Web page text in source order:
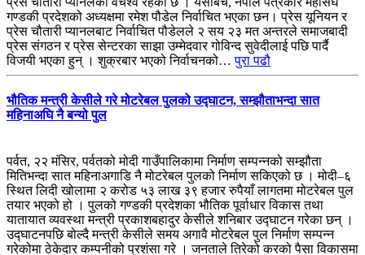
गण्डकी प्रदेशको अध्यक्षमा रमेश पौडेल निर्वाचित भएका छन। प्रेस यूनियन र
प्रेस चौतारी प्यानलबाट निर्वाचित पौडेलले २ सय २३ मत अन्तरले समाजबादी
प्रेस संगठन र प्रेस सेन्टरका साझा उम्मेदवार गोविन्द सुवेदीलाई पछि पार्दै
विजयी भएका हुन् । शुक्रबार भएको निर्वाचनको…पुरा पढौ
भौतिक मन्त्री केसीले गरे मोटरेबल पुलको उद्घाटन, सम्झौताभन्दा सात
महिनाअघि नै बन्यो पुल
पर्वत, २२ मंसिर, पर्वतको मोदी गाउँपालिकामा निर्माण सम्पन्नको सम्झौता
मितिभन्दा सात महिनाअगाडि नै मोटरेबल पुलको निर्माण सकिएको छ । मोदी–६
स्थित लिदी खोलामा २ करोड ५३ लाख ३९ हजार रुपैयाँ लागतमा मोटरेबल पुल
तयार भएको हो । पुलको गण्डकी प्रदेशका भौतिक पूर्वाधार विकास तथा
यातायात व्यवस्था मन्त्री प्रकाशबहादुर केसीले शनिबार उद्घाटन गरेका छन् ।
उद्घाटनपछि बोल्दै मन्त्री केसीले समय अगावै मोटरेबल पुल निर्माण सम्पन्न
गरेकोमा ठेकेदार कम्पनीको प्रशंसा गरे । जनताले तिरेको करको पैसा विकासमा